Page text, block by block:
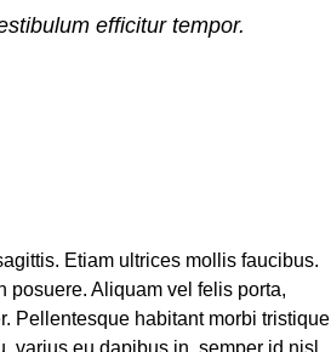
efficitur tempor.
Etiam ultrices mollis faucibus.
posuere. Aliquam vel felis porta,
Pellentesque habitant morbi tristique
varius eu dapibus in, semper id nisl.